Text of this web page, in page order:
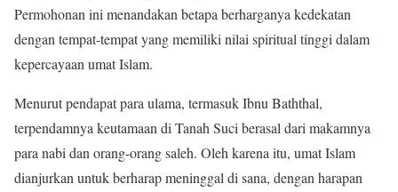
Permohonan ini menandakan betapa berharganya kedekatan
dengan tempat-tempat yang memiliki nilai spiritual tinggi dalam
kepercayaan umat Islam.
Menurut pendapat para ulama, termasuk Ibnu Baththal,
terpendamnya keutamaan di Tanah Suci berasal dari makamnya
para nabi dan orang-orang saleh. Oleh karena itu, umat Islam
dianjurkan untuk berharap meninggal di sana, dengan harapan